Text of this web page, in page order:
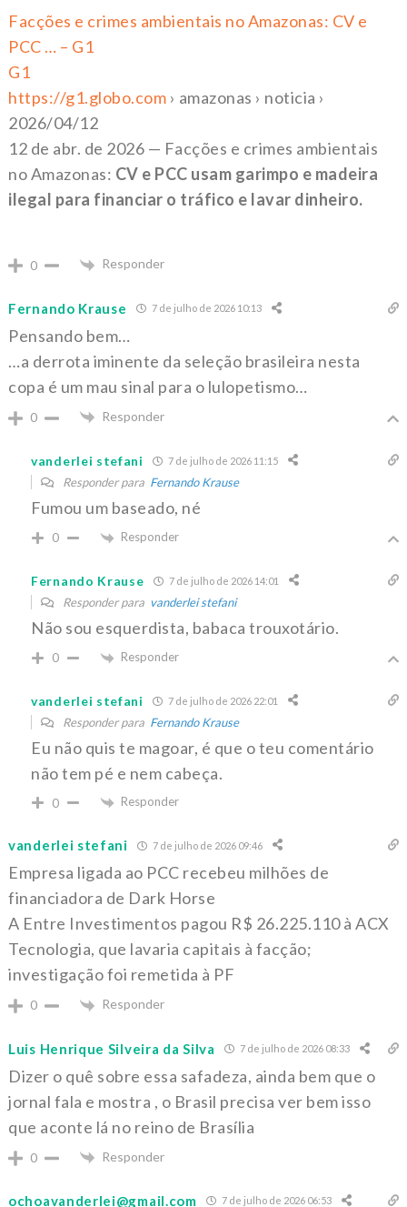
Facções e crimes ambientais no Amazonas: CV e
PCC … – G1
G1
https://g1.globo.com › amazonas › noticia ›
2026/04/12
12 de abr. de 2026 — Facções e crimes ambientais
no Amazonas: CV e PCC usam garimpo e madeira
ilegal para financiar o tráfico e lavar dinheiro.
0 Responder
Fernando Krause 7 de julho de 2026 10:13
Pensando bem…
…a derrota iminente da seleção brasileira nesta
copa é um mau sinal para o lulopetismo…
0 Responder
vanderlei stefani 7 de julho de 2026 11:15
Responder para Fernando Krause
Fumou um baseado, né
0 Responder
Fernando Krause 7 de julho de 2026 14:01
Responder para vanderlei stefani
Não sou esquerdista, babaca trouxotário.
0 Responder
vanderlei stefani 7 de julho de 2026 22:01
Responder para Fernando Krause
Eu não quis te magoar, é que o teu comentário
não tem pé e nem cabeça.
0 Responder
vanderlei stefani 7 de julho de 2026 09:46
Empresa ligada ao PCC recebeu milhões de
financiadora de Dark Horse
A Entre Investimentos pagou R$ 26.225.110 à ACX
Tecnologia, que lavaria capitais à facção;
investigação foi remetida à PF
0 Responder
Luis Henrique Silveira da Silva 7 de julho de 2026 08:33
Dizer o quê sobre essa safadeza, ainda bem que o
jornal fala e mostra , o Brasil precisa ver bem isso
que aconte lá no reino de Brasília
0 Responder
ochoavanderlei@gmail.com 7 de julho de 2026 06:53